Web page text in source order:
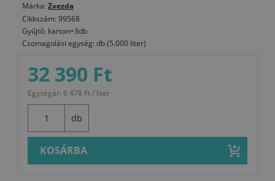
Márka: Zvezda
Cikkszám: 99568
Gyűjtő: karton=3db
Csomagolási egység: db (5.000 liter)
32 390 Ft
Egységár: 6 478 Ft / liter
db
KOSÁRBA